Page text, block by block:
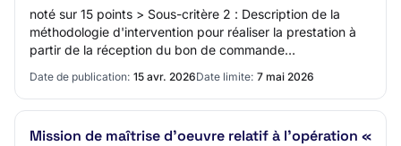
noté sur 15 points > Sous-critère 2 : Description de la
méthodologie d'intervention pour réaliser la prestation à
partir de la réception du bon de commande
Date de publication: 15 avr. 2026Date limite: 7 mai 2026
Mission de maîtrise d'oeuvre relatif à l'opération «